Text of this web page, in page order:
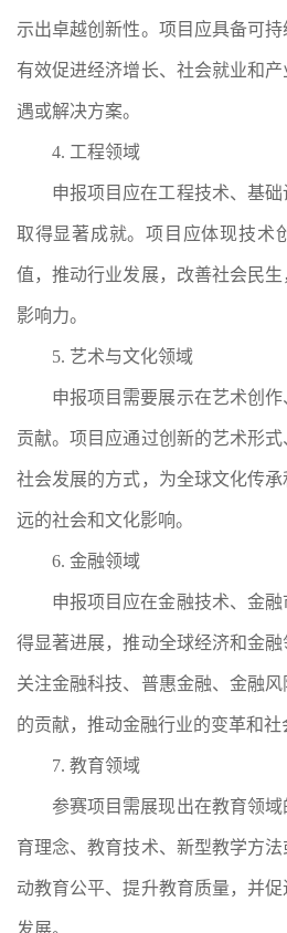
示出卓越创新性。项目应具备可
有效促进经济增长、社会就业和
遇或解决方案。
4. 工程领域
申报项目应在工程技术、基
取得显著成就。项目应体现技术
值，推动行业发展，改善社会民
影响力。
5. 艺术与文化领域
申报项目需要展示在艺术创
贡献。项目应通过创新的艺术形
社会发展的方式，为全球文化传
远的社会和文化影响。
6. 金融领域
申报项目应在金融技术、金
得显著进展，推动全球经济和金
关注金融科技、普惠金融、金融
的贡献，推动金融行业的变革和社
7. 教育领域
参赛项目需展现出在教育领
育理念、教育技术、新型教学方
动教育公平、提升教育质量，并
发展。